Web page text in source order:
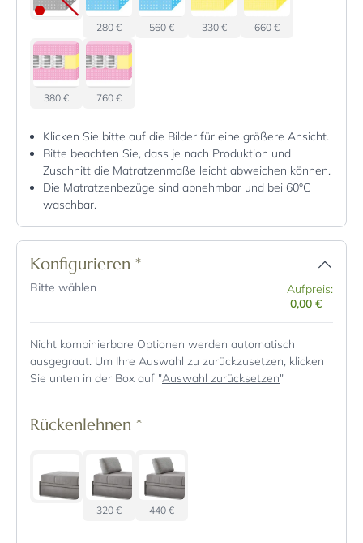
280 € 560 € 330 € 660 €
380 € 760 €
Klicken Sie bitte auf die Bilder für eine größere Ansicht.
Bitte beachten Sie, dass je nach Produktion und
Zuschnitt die Matratzenmaße leicht abweichen können.
Die Matratzenbezüge sind abnehmbar und bei 60°C
waschbar.
Konfigurieren *
Bitte wählen
Aufpreis:
0,00 €
Nicht kombinierbare Optionen werden automatisch
ausgegraut. Um Ihre Auswahl zu zurückzusetzen, klicken
Sie unten in der Box auf "Auswahl zurücksetzen"
Rückenlehnen *
320 € 440 €